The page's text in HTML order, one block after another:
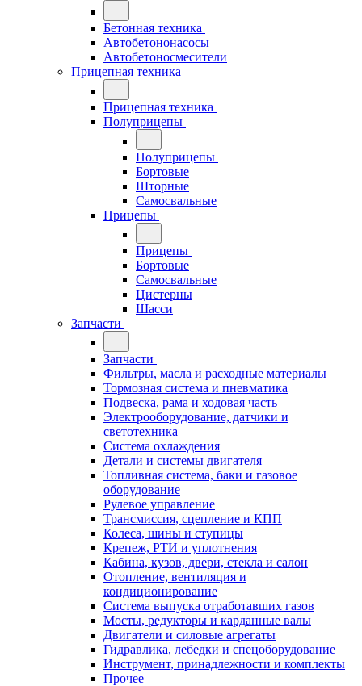
Бетонная техника
Автобетононасосы
Автобетоносмесители
Прицепная техника
Прицепная техника
Полуприцепы
Полуприцепы
Бортовые
Шторные
Самосвальные
Прицепы
Прицепы
Бортовые
Самосвальные
Цистерны
Шасси
Запчасти
Запчасти
Фильтры, масла и расходные материалы
Тормозная система и пневматика
Подвеска, рама и ходовая часть
Электрооборудование, датчики и
светотехника
Система охлаждения
Детали и системы двигателя
Топливная система, баки и газовое
оборудование
Рулевое управление
Трансмиссия, сцепление и КПП
Колеса, шины и ступицы
Крепеж, РТИ и уплотнения
Кабина, кузов, двери, стекла и салон
Отопление, вентиляция и
кондиционирование
Система выпуска отработавших газов
Мосты, редукторы и карданные валы
Двигатели и силовые агрегаты
Гидравлика, лебедки и спецоборудование
Инструмент, принадлежности и комплекты
Прочее